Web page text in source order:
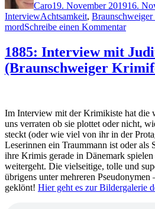
Caro19. November 201916.
InterviewSchlagwörter
Achtsamkeit,
mordSchreibe einen Kommentarzu
mit
Karsten
1885: Interview mit
(Braunschweiger
Im Interview mit der Krimikiste hat die
uns verraten ob sie plottet oder nicht,
steckt (oder wie viel von ihr in der
Leserinnen ein Traummann ist oder als
ihre Krimis gerade in Dänemark
weitergeht. Die vielseitige, tolle und
übrigens unter mehreren
geklönt! Hier geht es zur Bildergalerie